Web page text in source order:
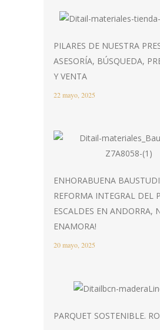
PILARES DE NUESTRA
ASESORÍA, BÚSQUEDA,
Y VENTA
22 mayo, 2025
ENHORABUENA
REFORMA INTEGRAL DEL
ESCALDES EN ANDORRA,
ENAMORA!
20 mayo, 2025
PARQUET SOSTENIBLE.